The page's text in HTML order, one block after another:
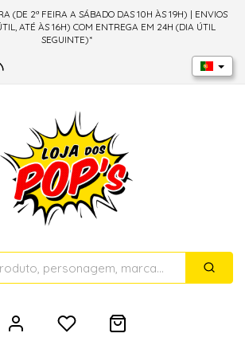
(DE 2ª FEIRA A SÁBADO DAS 10H ÀS 19H) | ENVIOS
ATÉ ÀS 16H) COM ENTREGA EM 24H (DIA ÚTIL
SEGUINTE)*